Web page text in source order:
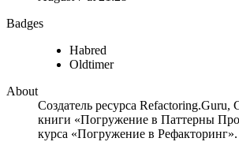
Badges
Habred
Oldtimer
About
Создатель ресурса
книги «Погружение в Паттерны
курса «Погружение в Рефакторинг».